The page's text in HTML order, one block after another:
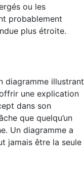
ou les
probablement
plus étroite.
diagramme illustrant
une explication
dans son
que quelqu’un
Un diagramme a
jamais être la seule